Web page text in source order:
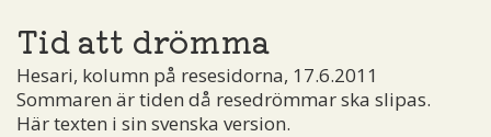
Tid att drömma
Hesari, kolumn på resesidorna, 17.6.2011
Sommaren är tiden då resedrömmar ska slipas.
Här texten i sin svenska version.